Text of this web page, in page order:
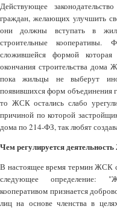
Действующее
граждан, желающих улучшить
они должны вступать в
строительные кооперативы.
сложившейся формой
окончания строительства
пока жильцы не выберут
появившихся форм объединения
то ЖСК остались слабо
причиной по которой
дома по 214-ФЗ, так любят
Чем регулируется
В настоящее время термин ЖСК
следующее определение:
кооперативом признается
лиц на основе членства в